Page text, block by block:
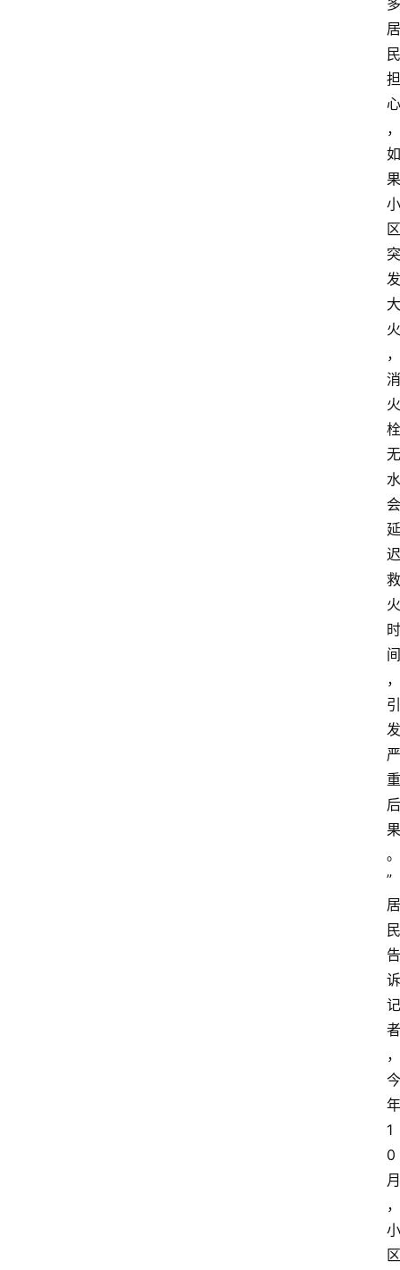
多
居
民
担
心
，
如
果
小
区
突
发
大
火
，
消
火
栓
无
水
会
延
迟
救
火
时
间
，
引
发
严
重
后
果
。
”
居
民
告
诉
记
者
，
今
年
1
0
月
，
小
区